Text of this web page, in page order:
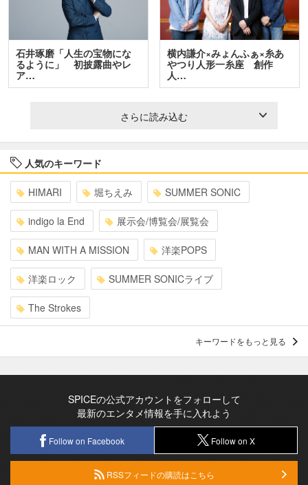
石井琢磨「人生の宝物にな
るように」 初披露曲やレ
ア…
横内謙介×みょんふぁ×糸あ
やつり人形一糸座 創作
人…
さらに読み込む
人気のキーワード
HIMARI 堀ちえみ SUMMER SONIC
indigo la End 展示会/博覧会/展覧会
MAN WITH A MISSION 洋楽POPS
洋楽ロック SUMMER SONICライブ
The Strokes
キーワードをもっと見る
SPICEの公式アカウントをフォローして
最新のエンタメ情報を手に入れよう
Follow on Facebook Follow on X
RSSフィードの購読はこちら